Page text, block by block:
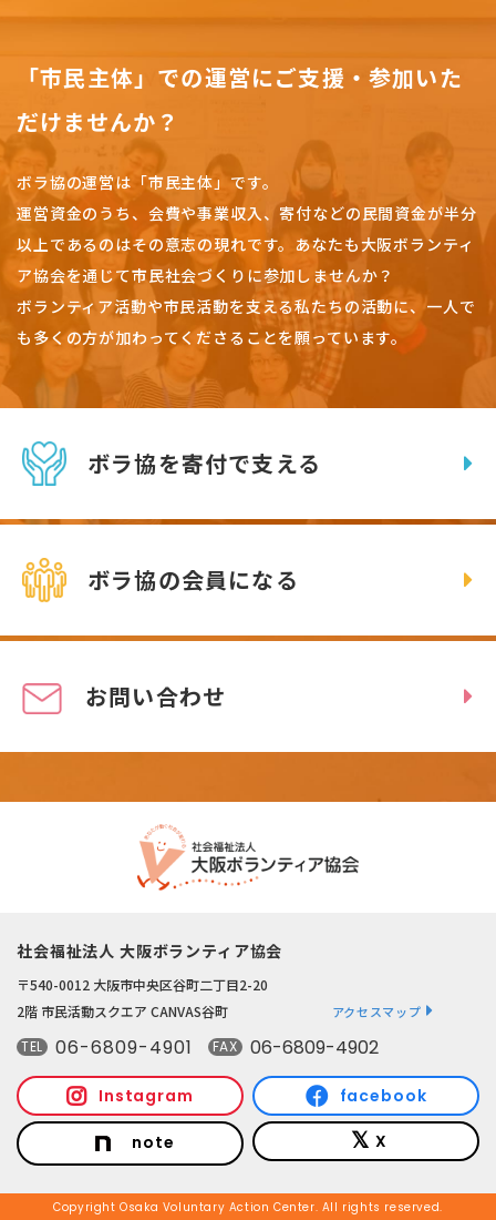
「市民主体」での運営にご支援・参加いた
だけませんか？
ボラ協の運営は「市民主体」です。
運営資金のうち、会費や事業収入、寄付などの民間資金が半分
以上であるのはその意志の現れです。 あなたも大阪ボランティ
ア協会を通じて市民社会づくりに参加しませんか？
ボランティア活動や市民活動を支える私たちの活動に、一人で
も多くの方が加わってくださることを願っています。
ボラ協を寄付で支える
ボラ協の会員になる
お問い合わせ
社会福祉法人 大阪ボランティア協会
〒540-0012 大阪市中央区谷町二丁目2-20
2階 市民活動スクエア CANVAS谷町
アクセスマップ
TEL 06-6809-4901 FAX 06-6809-4902
Instagram facebook
note X
Copyright Osaka Voluntary Action Center. All rights reserved.